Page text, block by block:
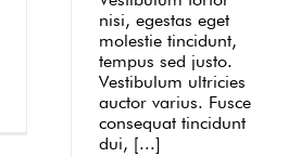
nisi, egestas eget
molestie tincidunt,
tempus sed justo.
Vestibulum ultricies
auctor varius. Fusce
consequat tincidunt
dui, [...]